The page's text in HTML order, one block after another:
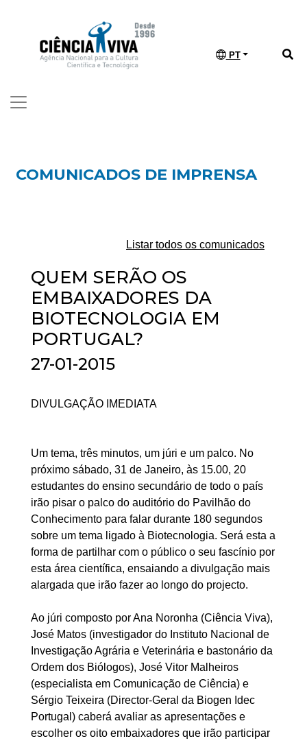
PT
COMUNICADOS DE IMPRENSA
Listar todos os comunicados
QUEM SERÃO OS
EMBAIXADORES DA
BIOTECNOLOGIA EM
PORTUGAL?
27-01-2015
DIVULGAÇÃO IMEDIATA
Um tema, três minutos, um júri e um palco. No
próximo sábado, 31 de Janeiro, às 15.00, 20
estudantes do ensino secundário de todo o país
irão pisar o palco do auditório do Pavilhão do
Conhecimento para falar durante 180 segundos
sobre um tema ligado à Biotecnologia. Será esta a
forma de partilhar com o público o seu fascínio por
esta área científica, ensaiando a divulgação mais
alargada que irão fazer ao longo do projecto.
Ao júri composto por Ana Noronha (Ciência Viva),
José Matos (investigador do Instituto Nacional de
Investigação Agrária e Veterinária e bastonário da
Ordem dos Biólogos), José Vitor Malheiros
(especialista em Comunicação de Ciência) e
Sérgio Teixeira (Director-Geral da Biogen Idec
Portugal) caberá avaliar as apresentações e
escolher os oito embaixadores que irão participar